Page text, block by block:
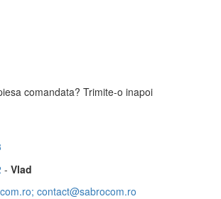
comandata? Trimite-o inapoi
- Vlad
contact@sabrocom.ro